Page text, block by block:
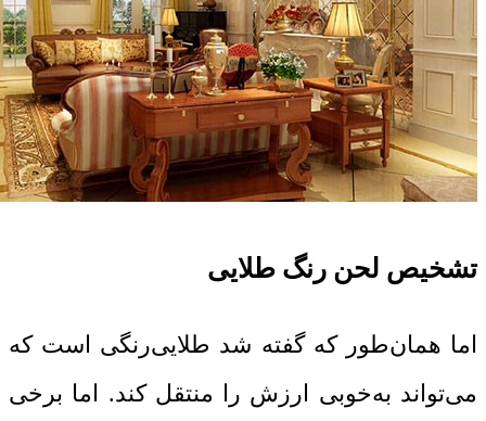
تشخیص لحن رنگ طلایی
اما همان‌طور که گفته شد طلایی‌رنگی است که
می‌تواند به‌خوبی ارزش را منتقل کند. اما برخی